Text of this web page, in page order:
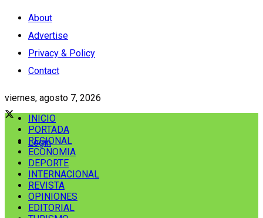
About
Advertise
Privacy & Policy
Contact
viernes, agosto 7, 2026
Login
INICIO
PORTADA
REGIONAL
ECONOMIA
DEPORTE
INTERNACIONAL
REVISTA
OPINIONES
EDITORIAL